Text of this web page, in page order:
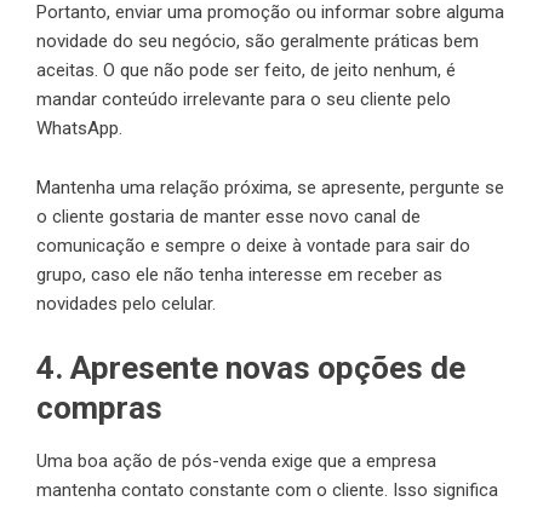
Portanto, enviar uma promoção ou informar sobre alguma
novidade do seu negócio, são geralmente práticas bem
aceitas. O que não pode ser feito, de jeito nenhum, é
mandar conteúdo irrelevante para o seu cliente pelo
WhatsApp.
Mantenha uma relação próxima, se apresente, pergunte se
o cliente gostaria de manter esse novo canal de
comunicação e sempre o deixe à vontade para sair do
grupo, caso ele não tenha interesse em receber as
novidades pelo celular.
4. Apresente novas opções de
compras
Uma boa ação de pós-venda exige que a empresa
mantenha contato constante com o cliente. Isso significa